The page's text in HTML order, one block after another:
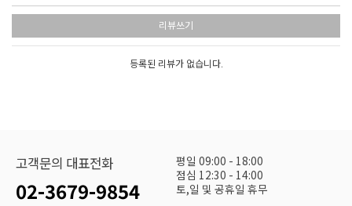
리뷰쓰기
등록된 리뷰가 없습니다.
고객문의 대표전화
02-3679-9854
평일 09:00 - 18:00
점심 12:30 - 14:00
토,일 및 공휴일 휴무